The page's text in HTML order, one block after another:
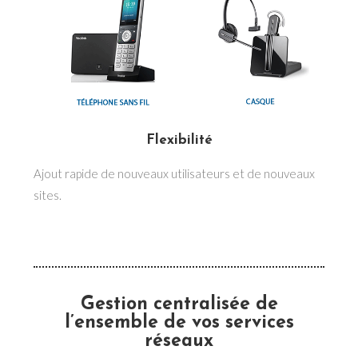
Flexibilité
Ajout rapide de nouveaux utilisateurs et de nouveaux
sites.
Gestion centralisée de
l’ensemble de vos services
réseaux